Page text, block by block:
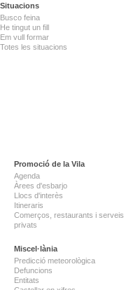
Situacions
Busco feina
He tingut un fill
Em vull formar
Totes les situacions
Promoció de la Vila
Agenda
Àrees d'esbarjo
Llocs d'interès
Itineraris
Comerços, restaurants i serveis
privats
Miscel·lània
Predicció meteorològica
Defuncions
Entitats